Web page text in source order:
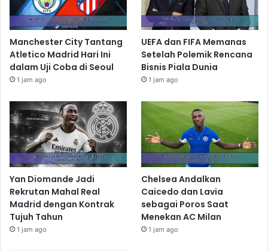
Manchester City Tantang
Atletico Madrid Hari Ini
dalam Uji Coba di Seoul
1 jam ago
UEFA dan FIFA Memanas
Setelah Polemik Rencana
Bisnis Piala Dunia
1 jam ago
Yan Diomande Jadi
Rekrutan Mahal Real
Madrid dengan Kontrak
Tujuh Tahun
1 jam ago
Chelsea Andalkan
Caicedo dan Lavia
sebagai Poros Saat
Menekan AC Milan
1 jam ago